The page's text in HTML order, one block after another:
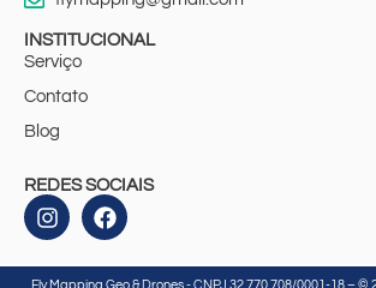
INSTITUCIONAL
Serviço
Contato
Blog
REDES SOCIAIS
Fly Mapping Geo & Drones - CNPJ 32.770.708/0001-18 – ©